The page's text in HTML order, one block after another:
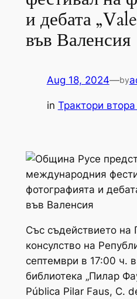
и дебата
във Валенсия
Aug 18, 2024—by
in Трактори
Със съдействието на
консулство на
септември в 17:00 ч.
библиотека „Пилар
Pública Pilar Faus, C.